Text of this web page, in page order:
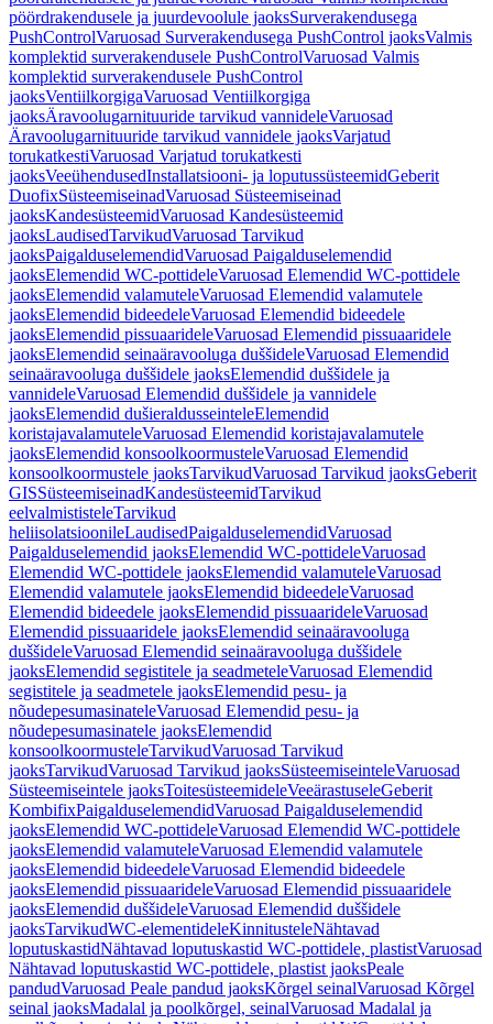
pöördrakendusele ja juurdevoolule jaoksSurverakendusega
PushControlVaruosad Surverakendusega PushControl jaoksValmis
komplektid surverakendusele PushControlVaruosad Valmis
komplektid surverakendusele PushControl
jaoksVentiilkorgigaVaruosad Ventiilkorgiga
jaoksÄravoolugarnituuride tarvikud vannideleVaruosad
Äravoolugarnituuride tarvikud vannidele jaoksVarjatud
torukatkestiVaruosad Varjatud torukatkesti
jaoksVeeühendusedInstallatsiooni- ja loputussüsteemidGeberit
DuofixSüsteemiseinadVaruosad Süsteemiseinad
jaoksKandesüsteemidVaruosad Kandesüsteemid
jaoksLaudisedTarvikudVaruosad Tarvikud
jaoksPaigalduselemendidVaruosad Paigalduselemendid
jaoksElemendid WC-pottideleVaruosad Elemendid WC-pottidele
jaoksElemendid valamuteleVaruosad Elemendid valamutele
jaoksElemendid bideedeleVaruosad Elemendid bideedele
jaoksElemendid pissuaarideleVaruosad Elemendid pissuaaridele
jaoksElemendid seinaäravooluga duššideleVaruosad Elemendid
seinaäravooluga duššidele jaoksElemendid duššidele ja
vannideleVaruosad Elemendid duššidele ja vannidele
jaoksElemendid dušieraldusseinteleElemendid
koristajavalamuteleVaruosad Elemendid koristajavalamutele
jaoksElemendid konsoolkoormusteleVaruosad Elemendid
konsoolkoormustele jaoksTarvikudVaruosad Tarvikud jaoksGeberit
GISSüsteemiseinadKandesüsteemidTarvikud
eelvalmististeleTarvikud
heliisolatsioonileLaudisedPaigalduselemendidVaruosad
Paigalduselemendid jaoksElemendid WC-pottideleVaruosad
Elemendid WC-pottidele jaoksElemendid valamuteleVaruosad
Elemendid valamutele jaoksElemendid bideedeleVaruosad
Elemendid bideedele jaoksElemendid pissuaarideleVaruosad
Elemendid pissuaaridele jaoksElemendid seinaäravooluga
duššideleVaruosad Elemendid seinaäravooluga duššidele
jaoksElemendid segistitele ja seadmeteleVaruosad Elemendid
segistitele ja seadmetele jaoksElemendid pesu- ja
nõudepesumasinateleVaruosad Elemendid pesu- ja
nõudepesumasinatele jaoksElemendid
konsoolkoormusteleTarvikudVaruosad Tarvikud
jaoksTarvikudVaruosad Tarvikud jaoksSüsteemiseinteleVaruosad
Süsteemiseintele jaoksToitesüsteemideleVeeärastuseleGeberit
KombifixPaigalduselemendidVaruosad Paigalduselemendid
jaoksElemendid WC-pottideleVaruosad Elemendid WC-pottidele
jaoksElemendid valamuteleVaruosad Elemendid valamutele
jaoksElemendid bideedeleVaruosad Elemendid bideedele
jaoksElemendid pissuaarideleVaruosad Elemendid pissuaaridele
jaoksElemendid duššideleVaruosad Elemendid duššidele
jaoksTarvikudWC-elementideleKinnitusteleNähtavad
loputuskastidNähtavad loputuskastid WC-pottidele, plastistVaruosad
Nähtavad loputuskastid WC-pottidele, plastist jaoksPeale
pandudVaruosad Peale pandud jaoksKõrgel seinalVaruosad Kõrgel
seinal jaoksMadalal ja poolkõrgel, seinalVaruosad Madalal ja